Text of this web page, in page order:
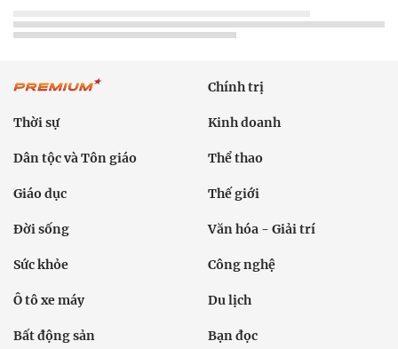
Chính trị
Thời sự Kinh doanh
Dân tộc và Tôn giáo Thể thao
Giáo dục Thế giới
Đời sống Văn hóa - Giải trí
Sức khỏe Công nghệ
Ô tô xe máy Du lịch
Bất động sản Bạn đọc